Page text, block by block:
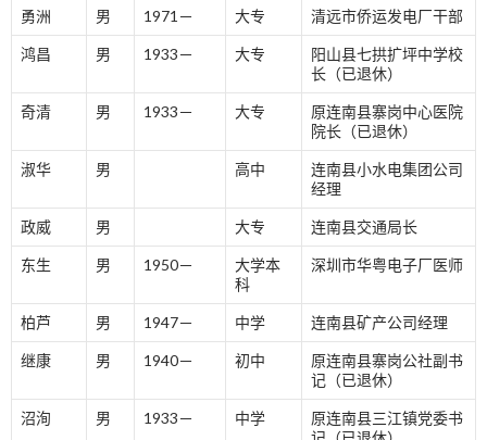
勇洲 男 1971－ 大专 清远市侨运发电厂干部
鸿昌 男 1933－ 大专
阳山县七拱扩坪中学校
长（已退休）
奇清 男 1933－ 大专
原连南县寨岗中心医院
院长（已退休）
淑华 男 高中
连南县小水电集团公司
经理
政威 男 大专 连南县交通局长
东生 男 1950－
大学本
科
深圳市华粤电子厂医师
柏芦 男 1947－ 中学 连南县矿产公司经理
继康 男 1940－ 初中
原连南县寨岗公社副书
记（已退休）
沼洵 男 1933－ 中学
原连南县三江镇党委书